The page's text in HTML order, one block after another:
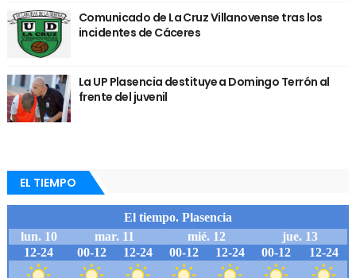
Comunicado de La Cruz Villanovense tras los
incidentes de Cáceres
La UP Plasencia destituye a Domingo Terrón al
frente del juvenil
EL TIEMPO